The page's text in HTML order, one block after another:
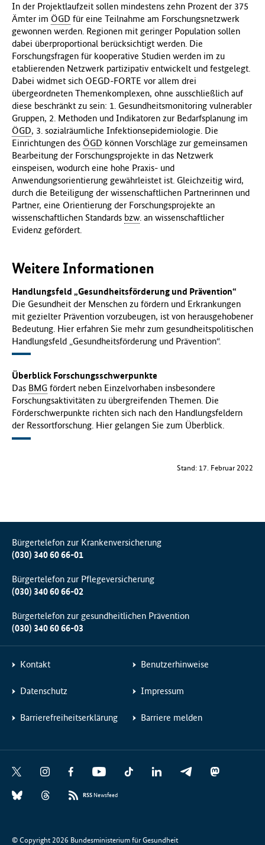
In der Projektlaufzeit sollen mindestens zehn Prozent der 375
Ämter im ÖGD für eine Teilnahme am Forschungsnetzwerk
gewonnen werden. Regionen mit geringer Population sollen
dabei überproportional berücksichtigt werden. Die
Forschungsfragen für kooperative Studien werden im zu
etablierenden Netzwerk partizipativ entwickelt und festgelegt.
Dabei widmet sich OEGD-FORTE vor allem drei
übergeordneten Themenkomplexen, ohne ausschließlich auf
diese beschränkt zu sein: 1. Gesundheitsmonitoring vulnerabler
Gruppen, 2. Methoden und Indikatoren zur Bedarfsplanung im
ÖGD, 3. sozialräumliche Infektionsepidemiologie. Die
Einrichtungen des ÖGD können Vorschläge zur gemeinsamen
Bearbeitung der Forschungsprojekte in das Netzwerk
einspeisen, wodurch eine hohe Praxis- und
Anwendungsorientierung gewährleistet ist. Gleichzeitig wird,
durch die Beteiligung der wissenschaftlichen Partnerinnen und
Partner, eine Orientierung der Forschungsprojekte an
wissenschaftlichen Standards bzw. an wissenschaftlicher
Evidenz gefördert.
Weitere Informationen
Handlungsfeld „Gesundheitsförderung und Prävention“
Die Gesundheit der Menschen zu fördern und Erkrankungen
mit gezielter Prävention vorzubeugen, ist von herausgehobener
Bedeutung. Hier erfahren Sie mehr zum gesundheitspolitischen
Handlungsfeld „Gesundheitsförderung und Prävention“.
Überblick Forschungsschwerpunkte
Das BMG fördert neben Einzelvorhaben insbesondere
Forschungsaktivitäten zu übergreifenden Themen. Die
Förderschwerpunkte richten sich nach den Handlungsfeldern
der Ressortforschung. Hier gelangen Sie zum Überblick.
Stand: 17. Februar 2022
Bürgertelefon zur Krankenversicherung
(030) 340 60 66-01
Bürgertelefon zur Pflegeversicherung
(030) 340 60 66-02
Bürgertelefon zur gesundheitlichen Prävention
(030) 340 60 66-03
Kontakt Benutzerhinweise
Datenschutz Impressum
Barrierefreiheitserklärung Barriere melden
Social
Media
Links
r
o
u
e
I
s
a
RSS Newsfeed
© Copyright 2026 Bundesministerium für Gesundheit